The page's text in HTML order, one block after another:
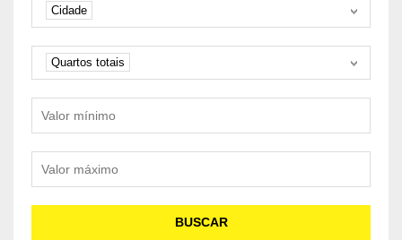
Cidade
Cidade
Quartos
Quartos totais
BUSCAR